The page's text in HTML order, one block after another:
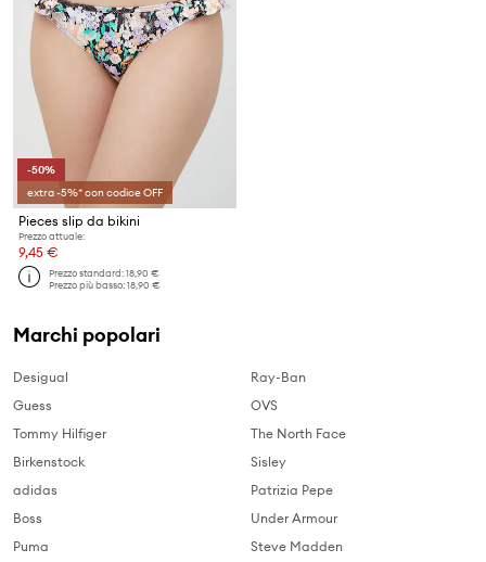
-50%
extra -5%* con codice OFF
Pieces slip da bikini
Prezzo attuale:
9,45 €
Prezzo standard:18,90 €
Prezzo più basso:18,90 €
Marchi popolari
Desigual
Guess
Tommy Hilfiger
Birkenstock
adidas
Boss
Puma
Ray-Ban
OVS
The North Face
Sisley
Patrizia Pepe
Under Armour
Steve Madden